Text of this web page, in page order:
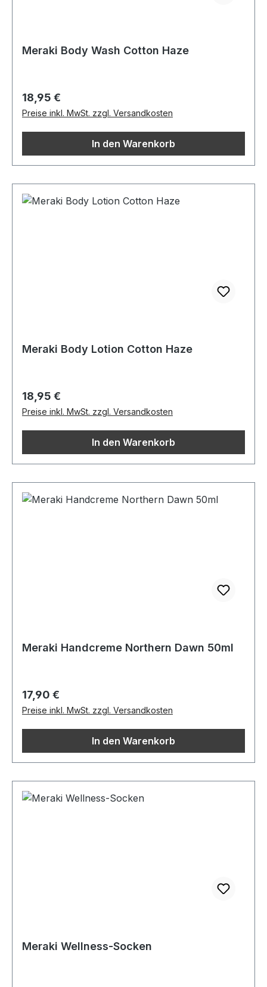
Meraki Body Wash Cotton Haze
Regulärer Preis:
18,95 €
Preise inkl. MwSt. zzgl. Versandkosten
In den Warenkorb
Meraki Body Lotion Cotton Haze
Regulärer Preis:
18,95 €
Preise inkl. MwSt. zzgl. Versandkosten
In den Warenkorb
Meraki Handcreme Northern Dawn 50ml
Regulärer Preis:
17,90 €
Preise inkl. MwSt. zzgl. Versandkosten
In den Warenkorb
Meraki Wellness-Socken